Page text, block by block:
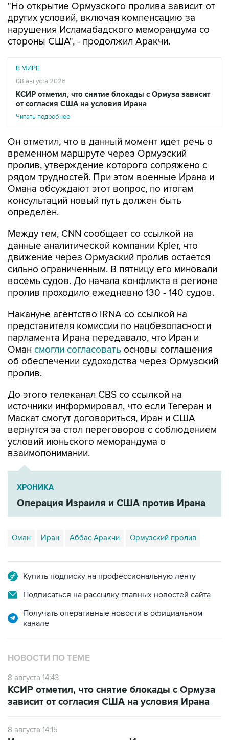
"Но открытие Ормузского пролива зависит от
других условий, включая компенсацию за
нарушения Исламабадского меморандума со
стороны США", - продолжил Аракчи.
В МИРЕ
08 августа 2026
КСИР отметил, что снятие блокады с Ормуза зависит
от согласия США на условия Ирана
Читать подробнее
Он отметил, что в данный момент идет речь о
временном маршруте через Ормузский
пролив, утверждение которого сопряжено с
рядом трудностей. При этом военные Ирана и
Омана обсуждают этот вопрос, по итогам
консультаций новый путь должен быть
определен.
Между тем, CNN сообщает со ссылкой на
данные аналитической компании Kpler, что
движение через Ормузский пролив остается
сильно ограниченным. В пятницу его миновали
восемь судов. До начала конфликта в регионе
пролив проходило ежедневно 130 - 140 судов.
Накануне агентство IRNA со ссылкой на
представителя комиссии по нацбезопасности
парламента Ирана передавало, что Иран и
Оман смогли согласовать основы соглашения
об обеспечении судоходства через Ормузский
пролив.
До этого телеканал CBS со ссылкой на
источники информировал, что если Тегеран и
Маскат смогут договориться, Иран и США
вернутся за стол переговоров с соблюдением
условий июньского меморандума о
взаимопонимании.
ХРОНИКА
Операция Израиля и США против Ирана
Оман Иран Аббас Аракчи Ормузский пролив
Купить подписку на профессиональную ленту
Подписаться на рассылку главных новостей сайта
Получать оперативные новости в официальном
канале
НОВОСТИ ПО ТЕМЕ
8 августа 14:43
КСИР отметил, что снятие блокады с Ормуза
зависит от согласия США на условия Ирана
8 августа 14:15